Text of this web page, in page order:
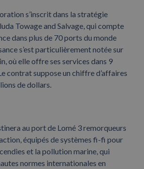
s’inscrit dans la stratégie
Towage and Salvage, qui compte
dans plus de 70 ports du monde
s’est particulièrement notée sur
où elle offre ses services dans 9
contrat suppose un chiffre d’affaires
de dollars.
au port de Lomé 3 remorqueurs
équipés de systèmes fi-fi pour
et la pollution marine, qui
normes internationales en